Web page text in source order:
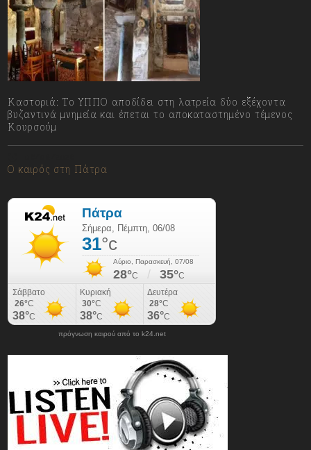
Καστοριά: Το ΥΠΠΟ αποδίδει στη λατρεία δύο εξέχοντα
βυζαντινά μνημεία και έπεται το αποκαταστημένο τέμενος
Κουρσούμ
Ο καιρός στη Πάτρα
πρόγνωση καιρού από το k24.net